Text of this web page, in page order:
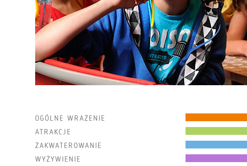
OGÓLNE WRAŻENIE
ATRAKCJE
ZAKWATEROWANIE
WYŻYWIENIE